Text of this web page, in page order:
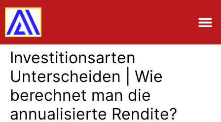
Investitionsarten
Unterscheiden | Wie
berechnet man die
annualisierte Rendite?